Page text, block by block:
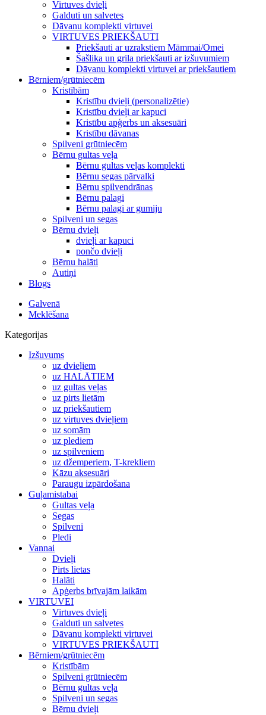
Virtuves dvieļi
Galduti un salvetes
Dāvanu komplekti virtuvei
VIRTUVES PRIEKŠAUTI
Priekšauti ar uzrakstiem Māmmai/Omei
Šašlika un grila priekšauti ar izšuvumiem
Dāvanu komplekti virtuvei ar priekšautiem
Bērniem/grūtniecēm
Kristībām
Kristību dvieļi (personalizētie)
Kristību dvieļi ar kapuci
Kristību apģerbs un aksesuāri
Kristību dāvanas
Spilveni grūtniecēm
Bērnu gultas veļa
Bērnu gultas veļas komplekti
Bērnu segas pārvalki
Bērnu spilvendrānas
Bērnu palagi
Bērnu palagi ar gumiju
Spilveni un segas
Bērnu dvieļi
dvieļi ar kapuci
pončo dvieļi
Bērnu halāti
Autiņi
Blogs
Galvenā
Meklēšana
Kategorijas
Izšuvums
uz dvieļiem
uz HALĀTIEM
uz gultas veļas
uz pirts lietām
uz priekšautiem
uz virtuves dvieļiem
uz somām
uz plediem
uz spilveniem
uz džemperiem, T-krekliem
Kāzu aksesuāri
Paraugu izpārdošana
Guļamistabai
Gultas veļa
Segas
Spilveni
Pledi
Vannai
Dvieļi
Pirts lietas
Halāti
Apģerbs brīvajām laikām
VIRTUVEI
Virtuves dvieļi
Galduti un salvetes
Dāvanu komplekti virtuvei
VIRTUVES PRIEKŠAUTI
Bērniem/grūtniecēm
Kristībām
Spilveni grūtniecēm
Bērnu gultas veļa
Spilveni un segas
Bērnu dvieļi